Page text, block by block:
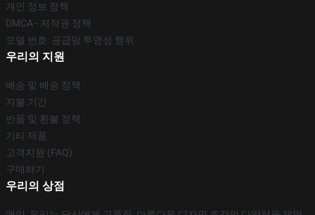
개인 정보 정책
DMCA - 저작권 정책
모델 번호: 공급망 투명성 행위
우리의 지원
배송 및 배송 정책
지불 기간
반품 및 환불 정책
기타 제품
고객지원 (FAQ)
구매하기
우리의 상점